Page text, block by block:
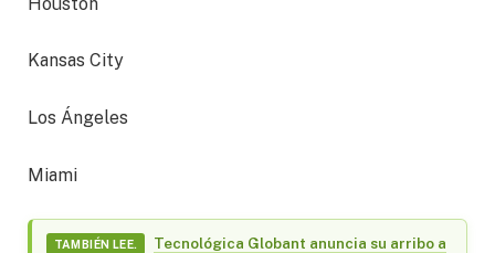
Kansas City
Los Ángeles
Miami
TAMBIÉN LEE.
Tecnológica Globant anuncia su arribo a